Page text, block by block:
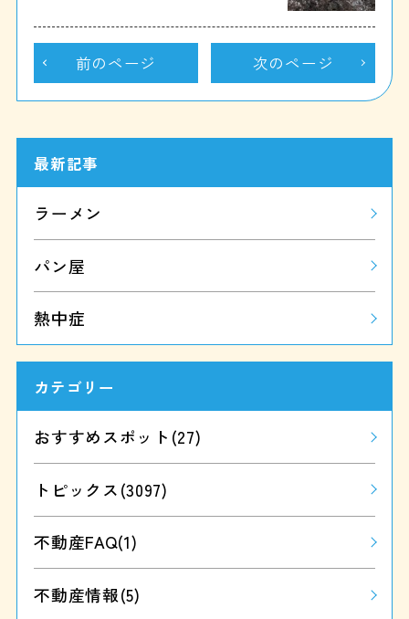
前のページ 次のページ
最新記事
ラーメン
パン屋
熱中症
カテゴリー
おすすめスポット (27)
トピックス(3097)
不動産FAQ(1)
不動産情報(5)